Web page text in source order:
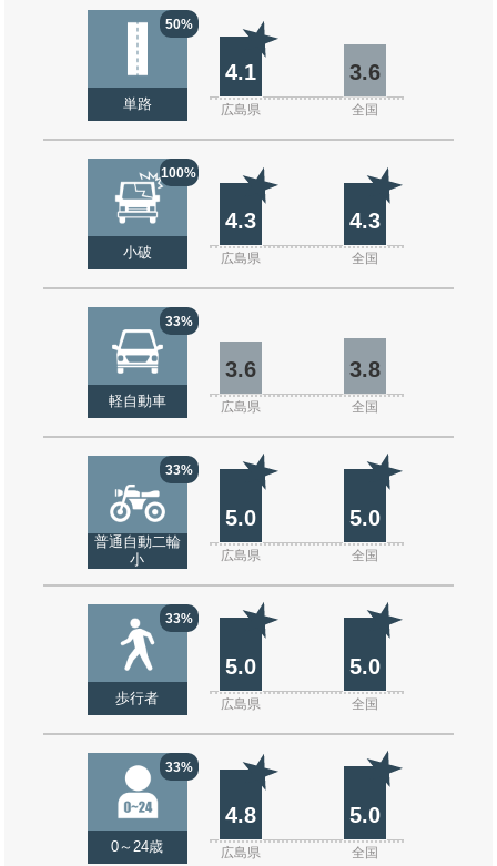
50%
単路
4.1 3.6
広島県 全国
100%
小破
4.3 4.3
広島県 全国
33%
軽自動車
3.6 3.8
広島県 全国
33%
普通自動二輪
小
5.0 5.0
広島県 全国
33%
歩行者
5.0 5.0
広島県 全国
33%
0～24歳
4.8 5.0
広島県 全国